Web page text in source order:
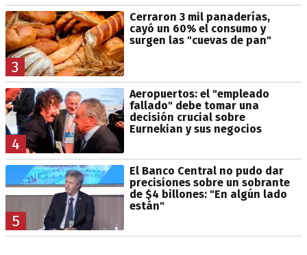
3
Cerraron 3 mil panaderías,
cayó un 60% el consumo y
surgen las "cuevas de pan"
4
Aeropuertos: el "empleado
fallado" debe tomar una
decisión crucial sobre
Eurnekian y sus negocios
5
El Banco Central no pudo dar
precisiones sobre un sobrante
de $4 billones: "En algún lado
están"